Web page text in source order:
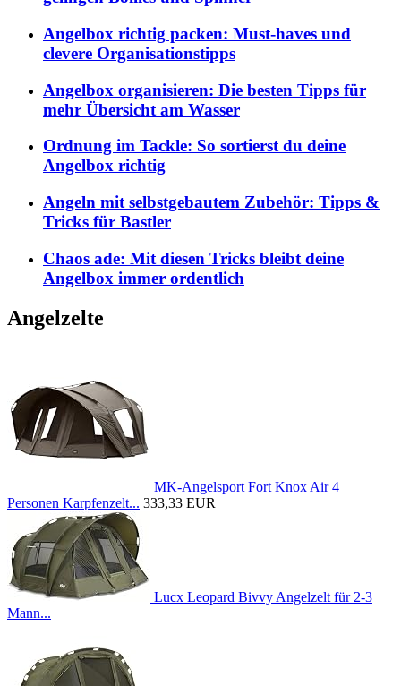
Angelbox richtig packen: Must-haves und
clevere Organisationstipps
Angelbox organisieren: Die besten Tipps für
mehr Übersicht am Wasser
Ordnung im Tackle: So sortierst du deine
Angelbox richtig
Angeln mit selbstgebautem Zubehör: Tipps &
Tricks für Bastler
Chaos ade: Mit diesen Tricks bleibt deine
Angelbox immer ordentlich
Angelzelte
MK-Angelsport Fort Knox Air 4
Personen Karpfenzelt... 333,33 EUR
Lucx Leopard Bivvy Angelzelt für 2-3
Mann...